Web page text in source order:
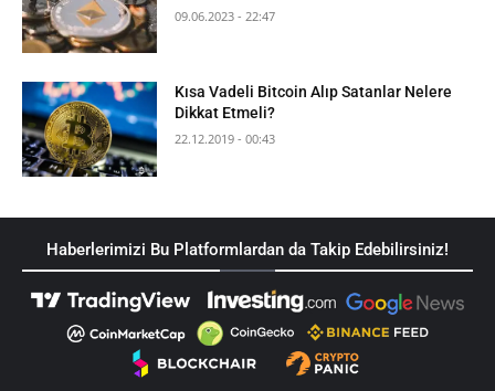
09.06.2023 - 22:47
Kısa Vadeli Bitcoin Alıp Satanlar Nelere
Dikkat Etmeli?
22.12.2019 - 00:43
Haberlerimizi Bu Platformlardan da Takip Edebilirsiniz!